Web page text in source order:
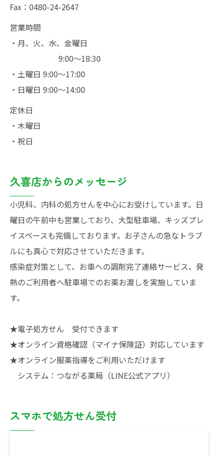
Fax：0480-24-2647
・月、火、水、金曜日
9:00～18:30
・土曜日 9:00～17:00
・日曜日 9:00～14:00
・木曜日
・祝日
久喜店からのメッセージ
小児科、内科の処方せんを中心にお受けしています。日
曜日の午前中も営業しており、大型駐車場、キッズプレ
イスペースも完備しております。お子さんの急なトラブ
ルにも真心で対応させていただきます。
感染症対策として、お車への調剤完了連絡サービス、発
熱のご利用者へ駐車場でのお薬お渡しを実施していま
す。
★電子処方せん 受付できます
★オンライン資格確認（マイナ保険証）対応しています
★オンライン服薬指導をご利用いただけます
システム：つながる薬局（LINE公式アプリ）
スマホで処方せん受付